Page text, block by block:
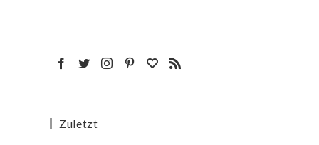
Zuletzt